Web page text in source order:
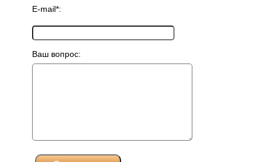
E-mail*:
Ваш вопрос: